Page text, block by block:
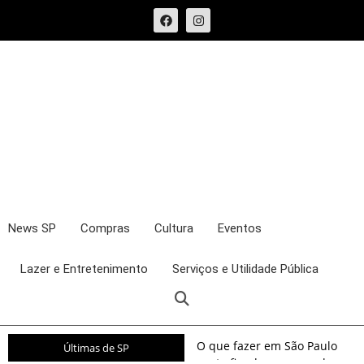
News SP Compras Cultura Eventos
Lazer e Entretenimento Serviços e Utilidade Pública
Últimas de SP
O que fazer em São Paulo